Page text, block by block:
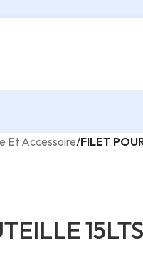
Et Accessoire/FILET
15LTS